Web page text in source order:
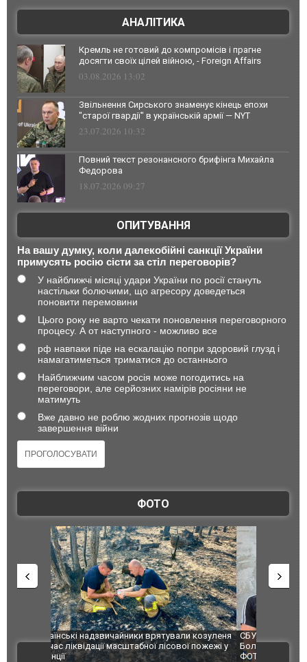
АНАЛІТИКА
Кремль не готовий до компромісів і прагне
досягти своїх цілей війною, - Foreign Affairs
03.08.2026 13:02
Звільнення Сирського знаменує кінець епохи
"старої гвардії" в українській армії — NYT
23.07.2026 10:32
Повний текст резонансного брифінга Михайла
Федорова
18.07.2026 09:27
ОПИТУВАННЯ
На вашу думку, коли далекобійні санкції України
примусять росію сісти за стіл переговорів?
У найближчі місяці удари України по росії стануть
настільки болючими, що агресору доведеться
поновити перемовини
Цього року не варто чекати поновлення переговорного
процесу. А от наступного - можливо все
рф навпаки піде на ескалацію попри здоровий глузд і
намагатиметься триматися до останнього
Найближчим часом росія може погодитись на
переговори, але серйозних намірів росіяни не
матимуть
Вже давно не роблю жодних прогнозів щодо
завершення війни
ФОТО
пожежі у
СБУ за сприяння Нацполіції та правоохоронців
Болгарії затримала міжнародного наркобарона.
ФОТО
Росіяни
одна
ВІДЕО